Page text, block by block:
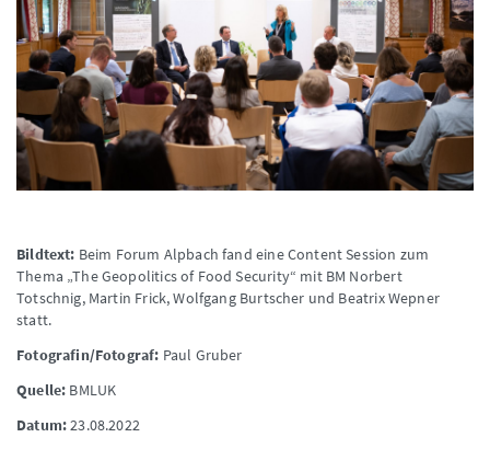
Bildtext: Beim Forum Alpbach fand eine Content Session zum
Thema „The Geopolitics of Food Security“ mit BM Norbert
Totschnig, Martin Frick, Wolfgang Burtscher und Beatrix Wepner
statt.
Fotografin/Fotograf: Paul Gruber
Quelle: BMLUK
Datum:23.08.2022